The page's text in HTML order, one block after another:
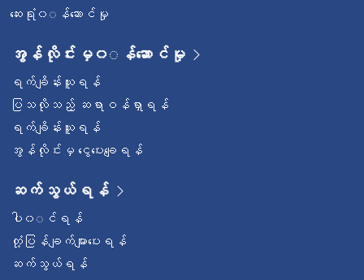
ဆေးရုံ၀◌န်ဆောင်မှု
အွန်လိုင်းမှ၀◌န်ဆောင်မှု
ရက်ချိန်းယူရန်
ပြသလိုသည့် ဆရာဝန်ရှာရန်
ရက်ချိန်းယူရန်
အွန်လိုင်းမှ ငွေပေးချေရန်
ဆက်သွယ်ရန်
ပါ၀◌င်ရန်
တုံ့ပြန်ချက်များပေးရန်
ဆက်သွယ်ရန်